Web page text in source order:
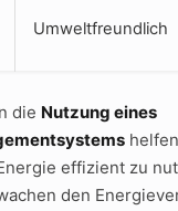
Umweltfreundlich
die Nutzung eines
effizient​ zu
den